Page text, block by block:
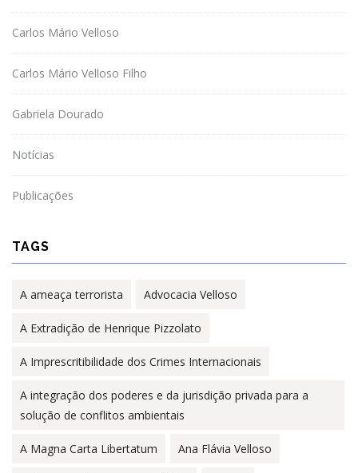
Carlos Mário Velloso
Carlos Mário Velloso Filho
Gabriela Dourado
Notícias
Publicações
TAGS
A ameaça terrorista Advocacia Velloso
A Extradição de Henrique Pizzolato
A Imprescritibilidade dos Crimes Internacionais
A integração dos poderes e da jurisdição privada para a
solução de conflitos ambientais
A Magna Carta Libertatum Ana Flávia Velloso